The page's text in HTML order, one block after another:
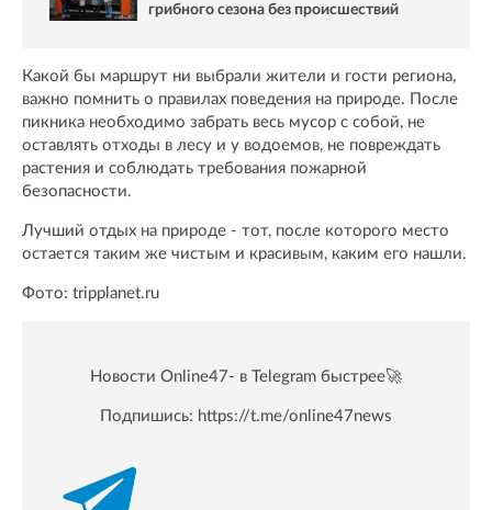
грибного сезона без происшествий
Какой бы маршрут ни выбрали жители и гости региона,
важно помнить о правилах поведения на природе. После
пикника необходимо забрать весь мусор с собой, не
оставлять отходы в лесу и у водоемов, не повреждать
растения и соблюдать требования пожарной
безопасности.
Лучший отдых на природе - тот, после которого место
остается таким же чистым и красивым, каким его нашли.
Фото: tripplanet.ru
Новости Online47- в Telegram быстрее🚀
Подпишись: https://t.me/online47news